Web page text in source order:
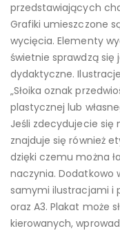
przedstawiających
Grafiki umieszczone
wycięcia. Elementy
świetnie sprawdzą
dydaktyczne.
„Słoika oznak
plastycznej lub
Jeśli zdecydujecie się
znajduje się również
dzięki czemu można
naczynia. Dodatkowo
samymi ilustracjami i
oraz A3. Plakat może
kierowanych,